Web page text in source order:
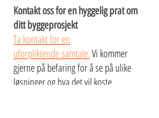
Kontakt oss for en hyggelig prat om
ditt byggeprosjekt
Ta kontakt for en
uforpliktendesamtale.Vi kommer
gjerne på befaring for å se på ulike
løsninger og hva det vil koste.